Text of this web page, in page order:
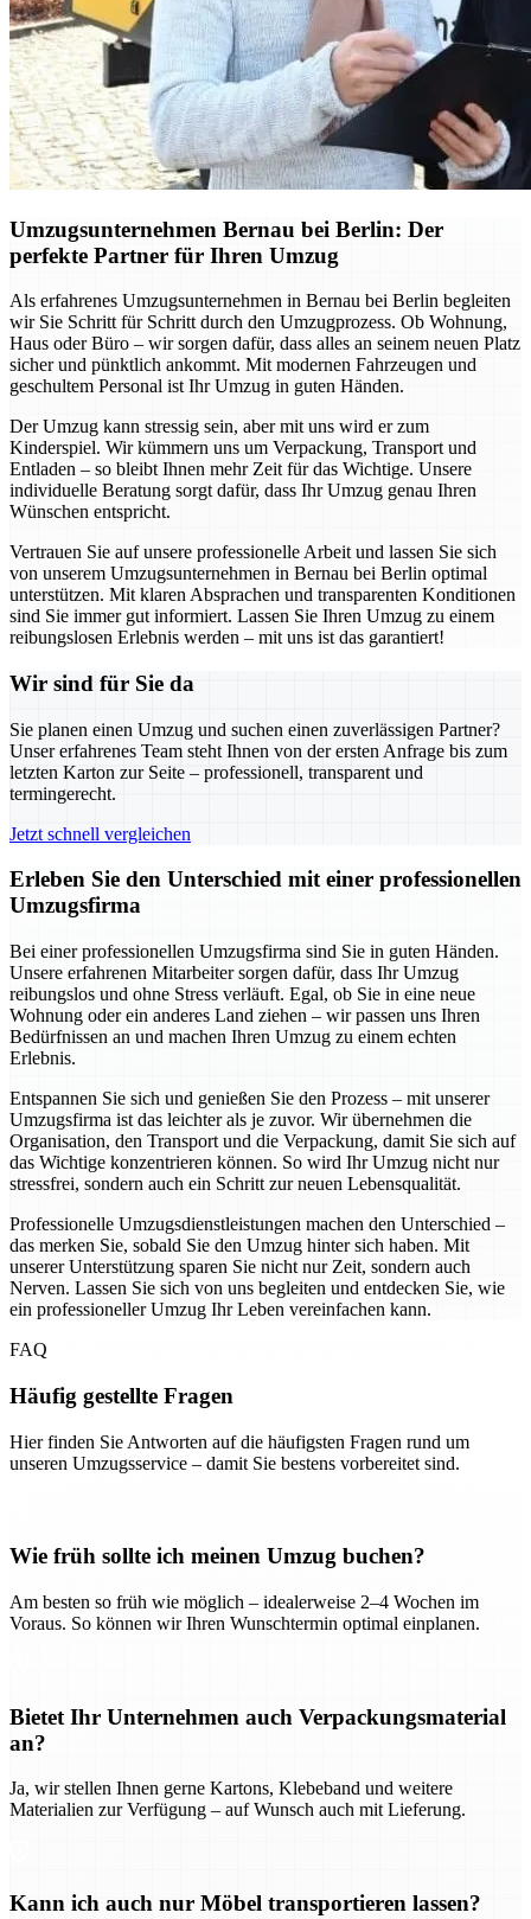
Umzugsunternehmen Bernau bei Berlin: Der
perfekte Partner für Ihren Umzug
Als erfahrenes Umzugsunternehmen in Bernau bei Berlin begleiten
wir Sie Schritt für Schritt durch den Umzugprozess. Ob Wohnung,
Haus oder Büro – wir sorgen dafür, dass alles an seinem neuen Platz
sicher und pünktlich ankommt. Mit modernen Fahrzeugen und
geschultem Personal ist Ihr Umzug in guten Händen.
Der Umzug kann stressig sein, aber mit uns wird er zum
Kinderspiel. Wir kümmern uns um Verpackung, Transport und
Entladen – so bleibt Ihnen mehr Zeit für das Wichtige. Unsere
individuelle Beratung sorgt dafür, dass Ihr Umzug genau Ihren
Wünschen entspricht.
Vertrauen Sie auf unsere professionelle Arbeit und lassen Sie sich
von unserem Umzugsunternehmen in Bernau bei Berlin optimal
unterstützen. Mit klaren Absprachen und transparenten Konditionen
sind Sie immer gut informiert. Lassen Sie Ihren Umzug zu einem
reibungslosen Erlebnis werden – mit uns ist das garantiert!
Wir sind für Sie da
Sie planen einen Umzug und suchen einen zuverlässigen Partner?
Unser erfahrenes Team steht Ihnen von der ersten Anfrage bis zum
letzten Karton zur Seite – professionell, transparent und
termingerecht.
Jetzt schnell vergleichen
Erleben Sie den Unterschied mit einer professionellen
Umzugsfirma
Bei einer professionellen Umzugsfirma sind Sie in guten Händen.
Unsere erfahrenen Mitarbeiter sorgen dafür, dass Ihr Umzug
reibungslos und ohne Stress verläuft. Egal, ob Sie in eine neue
Wohnung oder ein anderes Land ziehen – wir passen uns Ihren
Bedürfnissen an und machen Ihren Umzug zu einem echten
Erlebnis.
Entspannen Sie sich und genießen Sie den Prozess – mit unserer
Umzugsfirma ist das leichter als je zuvor. Wir übernehmen die
Organisation, den Transport und die Verpackung, damit Sie sich auf
das Wichtige konzentrieren können. So wird Ihr Umzug nicht nur
stressfrei, sondern auch ein Schritt zur neuen Lebensqualität.
Professionelle Umzugsdienstleistungen machen den Unterschied –
das merken Sie, sobald Sie den Umzug hinter sich haben. Mit
unserer Unterstützung sparen Sie nicht nur Zeit, sondern auch
Nerven. Lassen Sie sich von uns begleiten und entdecken Sie, wie
ein professioneller Umzug Ihr Leben vereinfachen kann.
FAQ
Häufig gestellte Fragen
Hier finden Sie Antworten auf die häufigsten Fragen rund um
unseren Umzugsservice – damit Sie bestens vorbereitet sind.
Wie früh sollte ich meinen Umzug buchen?
Am besten so früh wie möglich – idealerweise 2–4 Wochen im
Voraus. So können wir Ihren Wunschtermin optimal einplanen.
Bietet Ihr Unternehmen auch Verpackungsmaterial
an?
Ja, wir stellen Ihnen gerne Kartons, Klebeband und weitere
Materialien zur Verfügung – auf Wunsch auch mit Lieferung.
Kann ich auch nur Möbel transportieren lassen?